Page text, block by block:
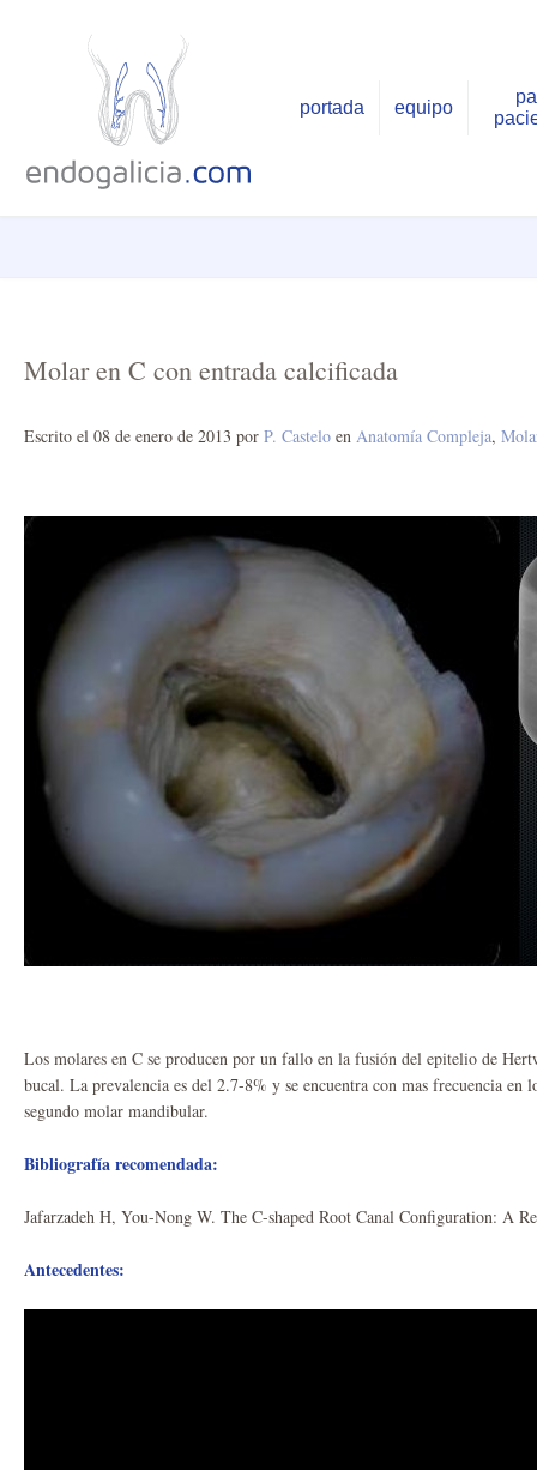
portada equipo
Molar en C con entrada calcificada
Escrito el 08 de enero de 2013 por P. Castelo en Anatomía Compleja,
Los molares en C se producen por un fallo en la fusión del epitelio de
bucal. La prevalencia es del 2.7-8% y se encuentra con mas frecuencia en
segundo molar mandibular.
Bibliografía recomendada:
Jafarzadeh H, You-Nong W. The C-shaped Root Canal Configuration: A
Antecedentes: